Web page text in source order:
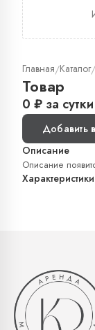
Главная/Каталог/
Товар
0 ₽ за сутки
Добавить
Описание
Описание
Характеристики